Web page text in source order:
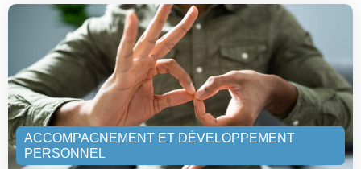
ACCOMPAGNEMENT ET DÉVELOPPEMENT
PERSONNEL